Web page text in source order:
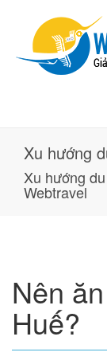
Xu hướng
Xu hướng
Webtravel
Nên
Huế?